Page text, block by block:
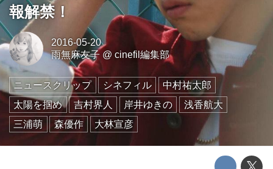
報解禁！
2016-05-20
雨無麻友子@ cinefil編集部
ニュースクリップ シネフィル
中村祐太郎
太陽を掴め
吉村界人 岸井ゆきの
浅香航大
三浦萌
森優作 大林宣彦